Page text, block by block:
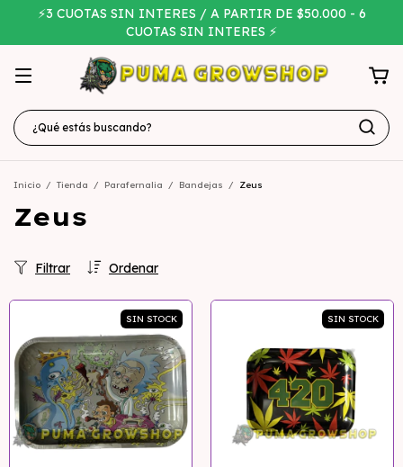
⚡3 CUOTAS SIN INTERES / A PARTIR DE $50.000 - 6
CUOTAS SIN INTERES ⚡
Inicio / Tienda / Parafernalia / Bandejas / Zeus
Zeus
Ordenar
Filtrar
SIN STOCK SIN STOCK